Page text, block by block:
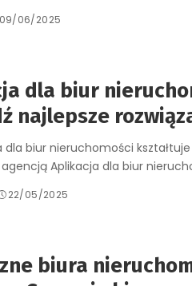
09/06/2025
dla biur
najlepsze
dla biur nieruchomości
Aplikacja dla biur
22/05/2025
biura